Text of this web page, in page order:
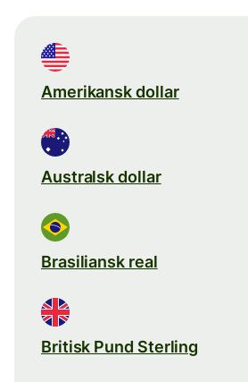
Amerikansk dollar
Australsk dollar
Brasiliansk real
Britisk Pund Sterling